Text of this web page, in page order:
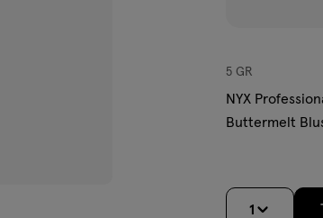
• LAUROYL
5 GR
NYX
Buttermelt
1